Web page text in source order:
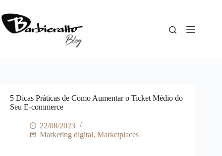
para
o
conteúdo
5 Dicas Práticas de Como Aumentar o Ticket Médio do
Seu E-commerce
22/08/2023
Marketing digital, Marketplaces